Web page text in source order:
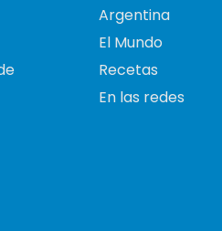
Argentina
El Mundo
Recetas
En las redes